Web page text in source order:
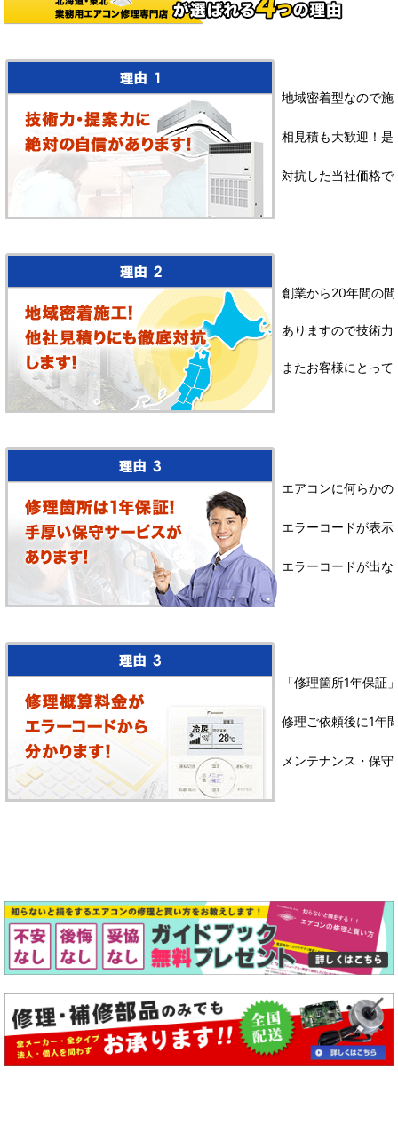
地域密着型なので
相見積も大歓迎！
対抗した当社価格
創業から20年間の
ありますので技術
またお客様にとっ
エアコンに何らか
エラーコードが表
エラーコードが出
「修理箇所1年保証
修理ご依頼後に1年
メンテナンス・保